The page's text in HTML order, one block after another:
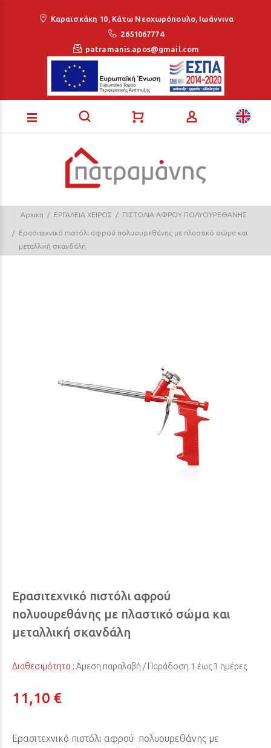
Καραϊσκάκη 10, Κάτω Νεοχωρόπουλο, Ιωάννινα
2651067774
patramanis.apos@gmail.com
Αρχικη ΕΡΓΑΛΕΙΑ ΧΕΙΡΟΣ ΠΙΣΤΟΛΙΑ ΑΦΡΟΥ ΠΟΛΥΟΥΡΕΘΑΝΗΣ
Ερασιτεχνικό πιστόλι αφρού πολυουρεθάνης με πλαστικό σώμα και
μεταλλική σκανδάλη
Ερασιτεχνικό πιστόλι αφρού
πολυουρεθάνης με πλαστικό σώμα και
μεταλλική σκανδάλη
Διαθεσιμότητα :Άμεση παραλαβή / Παράδoση 1 έως 3 ημέρες
11,10 €
Ερασιτεχνικό πιστόλι αφρού πολυουρεθάνης με